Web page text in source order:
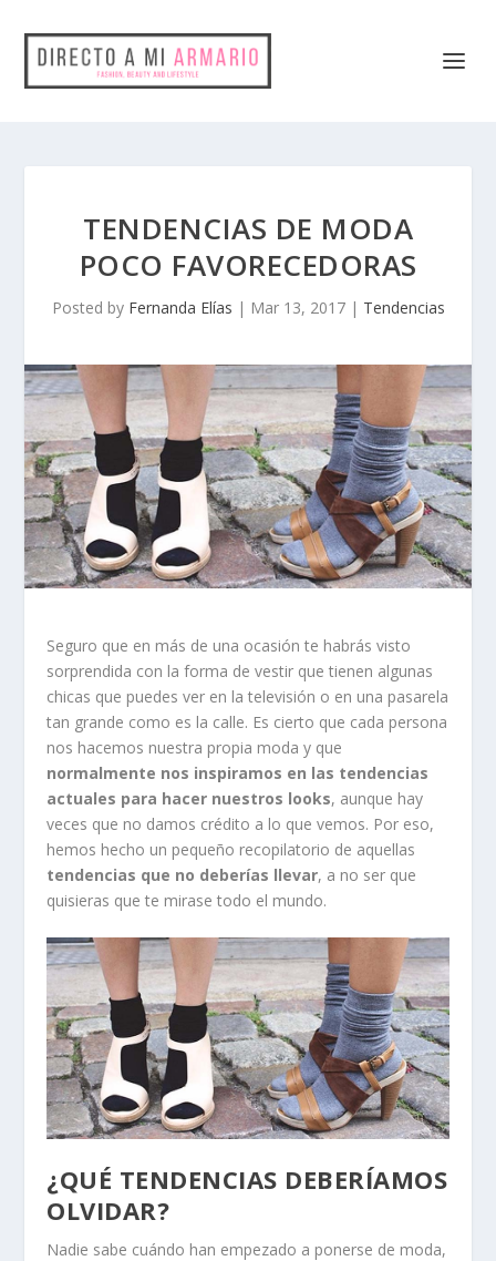
TENDENCIAS DE MODA
POCO FAVORECEDORAS
Posted by Fernanda Elías | Mar 13, 2017| Tendencias
Seguro que en más de una ocasión te habrás visto
sorprendida con la forma de vestir que tienen algunas
chicas que puedes ver en la televisión o en una pasarela
tan grande como es la calle. Es cierto que cada persona
nos hacemos nuestra propia moda y que
normalmente nos inspiramos en las tendencias
actuales para hacer nuestros looks, aunque hay
veces que no damos crédito a lo que vemos. Por eso,
hemos hecho un pequeño recopilatorio de aquellas
tendencias que no deberías llevar, a no ser que
quisieras que te mirase todo el mundo.
¿QUÉ TENDENCIAS DEBERÍAMOS
OLVIDAR?
Nadie sabe cuándo han empezado a ponerse de moda,